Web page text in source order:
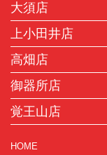
大須店
上小田井店
高畑店
御器所店
覚王山店
HOME